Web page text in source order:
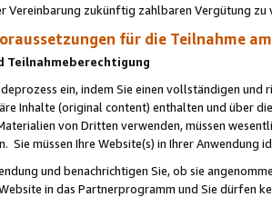
Vereinbarung zukünftig zahlbaren Vergütung zu
für die Teilnahme
Teilnahmeberechtigung
ein, indem Sie einen vollständigen
Inhalte (original content) enthalten und über
von Dritten verwenden, müssen
Sie müssen Ihre Website(s) in Ihrer Anwendung
und benachrichtigen Sie, ob sie
in das Partnerprogramm und Sie dürfen